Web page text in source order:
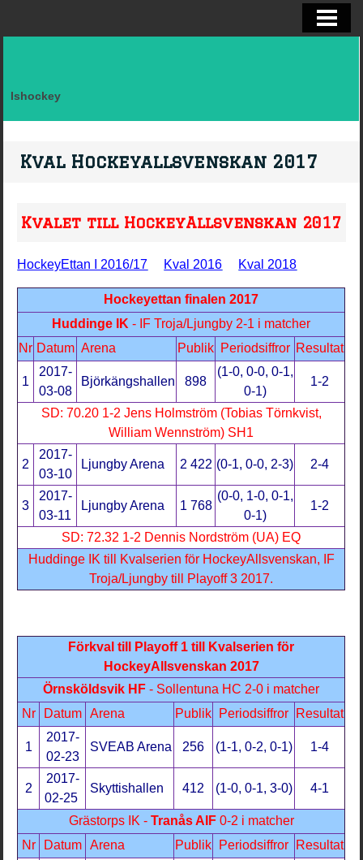
BRYNÄS SPELARSTATISTIK
Ishockey
Kval Hockeyallsvenskan 2017
Kvalet till HockeyAllsvenskan 2017
HockeyEttan I 2016/17 Kval 2016 Kval 2018
Hockeyettan finalen 2017
Huddinge IK - IF Troja/Ljungby 2-1 i matcher
Nr Datum Arena Publik Periodsiffror Resultat
1
2017-
03-08
Björkängshallen 898
(1-0, 0-0, 0-1,
0-1)
1-2
SD: 70.20 1-2 Jens Holmström (Tobias Törnkvist,
William Wennström) SH1
2
2017-
03-10
Ljungby Arena 2 422 (0-1, 0-0, 2-3) 2-4
3
2017-
03-11
Ljungby Arena 1 768
(0-0, 1-0, 0-1,
0-1)
1-2
SD: 72.32 1-2 Dennis Nordström (UA) EQ
Huddinge IK till Kvalserien för HockeyAllsvenskan, IF
Troja/Ljungby till Playoff 3 2017.
Förkval till Playoff 1 till Kvalserien för
HockeyAllsvenskan 2017
Örnsköldsvik HF - Sollentuna HC 2-0 i matcher
Nr
Datum Arena Publik Periodsiffror Resultat
1
2017-
02-23
SVEAB Arena 256 (1-1, 0-2, 0-1) 1-4
2
2017-
02-25
Skyttishallen 412 (1-0, 0-1, 3-0) 4-1
Grästorps IK - Tranås AIF 0-2 i matcher
Nr
Datum Arena Publik Periodsiffror Resultat